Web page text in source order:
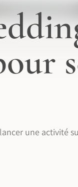
une activité